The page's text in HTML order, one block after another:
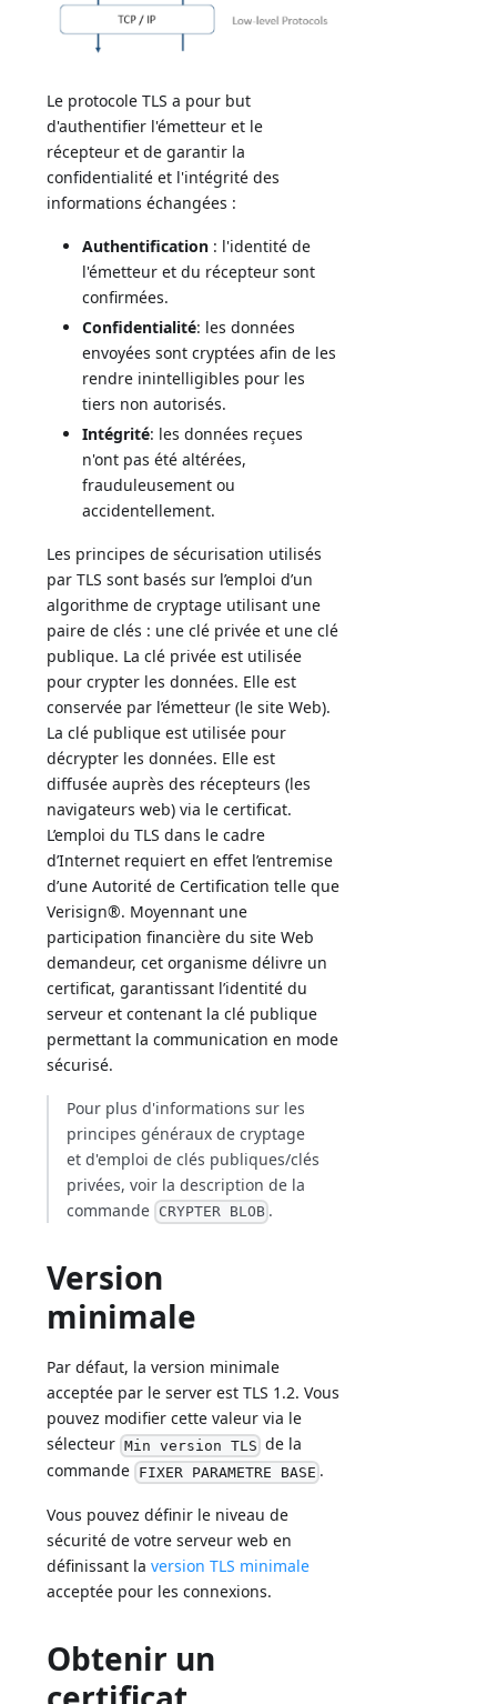
Le protocole TLS a pour but
d'authentifier l'émetteur et le
récepteur et de garantir la
confidentialité et l'intégrité des
informations échangées :
Authentification : l'identité de
l'émetteur et du récepteur sont
confirmées.
Confidentialité: les données
envoyées sont cryptées afin de les
rendre inintelligibles pour les
tiers non autorisés.
Intégrité: les données reçues
n'ont pas été altérées,
frauduleusement ou
accidentellement.
Les principes de sécurisation utilisés
par TLS sont basés sur l’emploi d’un
algorithme de cryptage utilisant une
paire de clés : une clé privée et une clé
publique. La clé privée est utilisée
pour crypter les données. Elle est
conservée par l’émetteur (le site Web).
La clé publique est utilisée pour
décrypter les données. Elle est
diffusée auprès des récepteurs (les
navigateurs web) via le certificat.
L’emploi du TLS dans le cadre
d’Internet requiert en effet l’entremise
d’une Autorité de Certification telle que
Verisign®. Moyennant une
participation financière du site Web
demandeur, cet organisme délivre un
certificat, garantissant l’identité du
serveur et contenant la clé publique
permettant la communication en mode
sécurisé.
Pour plus d'informations sur les
principes généraux de cryptage
et d'emploi de clés publiques/clés
privées, voir la description de la
commande CRYPTER BLOB .
Version
minimale
Par défaut, la version minimale
acceptée par le server est TLS 1.2. Vous
pouvez modifier cette valeur via le
sélecteur Min version TLS de la
commande FIXER PARAMETRE BASE .
Vous pouvez définir le niveau de
sécurité de votre serveur web en
définissant laversion TLS minimale
acceptée pour les connexions.
Obtenir un